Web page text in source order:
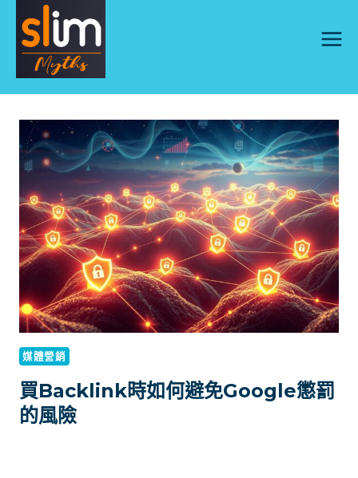
content
媒體營銷
買Backlink時如何避免Google懲罰
的風險